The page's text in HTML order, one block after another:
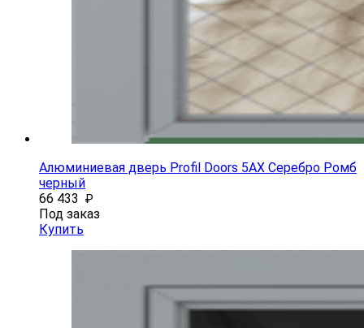
Алюминиевая дверь Profil Doors 5AX Серебро Ромб
черный
66 433 ₽
Под заказ
Купить